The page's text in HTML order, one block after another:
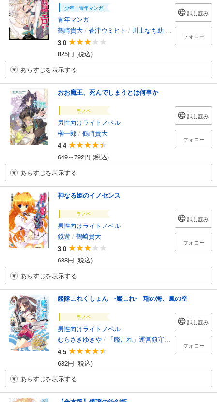
少年・青年マンガ
青年マンガ
鶴崎貴大 / 蒼津ウミヒト / 川上なち助 しののめしの/
3.0
825円 (税込)
試し読み
フォロー
あらすじを表示する
おお魔王、死んでしまうとは何事か
ラノベ
男性向けライトノベル
榊一郎 / 鶴崎貴大
4.4
649～792円 (税込)
試し読み
フォロー
あらすじを表示する
神なる姫のイノセンス
ラノベ
男性向けライトノベル
鏡遊 / 鶴崎貴大
3.0
638円 (税込)
試し読み
フォロー
あらすじを表示する
艦隊これくしょん ‐艦これ‐ 瑞の海、鳳の空
ラノベ
男性向けライトノベル
むらさきゆきや / 「艦これ」運営鎮守府 /有河サトル
4.5
682円 (税込)
試し読み
フォロー
あらすじを表示する